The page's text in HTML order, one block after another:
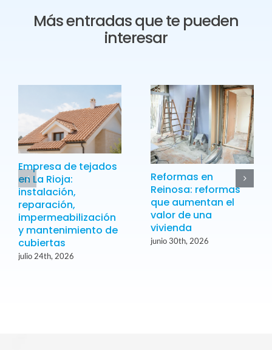
Más entradas que te pueden
interesar
Empresa de tejados
en La Rioja:
instalación,
reparación,
impermeabilización
y mantenimiento de
cubiertas
julio 24th, 2026
Reformas en
Reinosa: reformas
que aumentan el
valor de una
vivienda
junio 30th, 2026